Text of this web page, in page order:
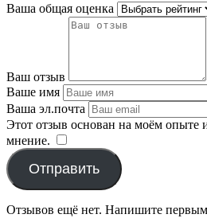
Ваша общая оценка
Ваш отзыв
Ваше имя
Ваша эл.почта
Этот отзыв основан на моём опыте
мнение.
Отправить
Отзывов ещё нет. Напишите